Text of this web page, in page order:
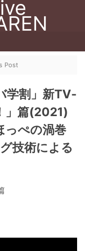
Post
学割」新TV-
」篇(2021)
っぺの渦巻
技術による